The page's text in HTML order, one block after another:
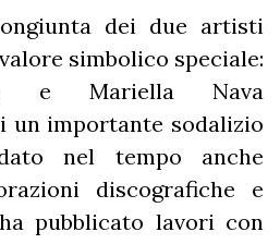
dei due artisti
simbolico speciale:
e Mariella Nava
un importante sodalizio
nel tempo anche
discografiche e
pubblicato lavori con